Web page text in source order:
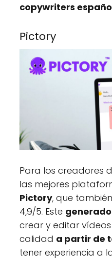
copywriters
Pictory
Para los creadores
las mejores
Pictory, que
4,9/5. Este
crear y editar
calidad a partir de
tener experiencia a